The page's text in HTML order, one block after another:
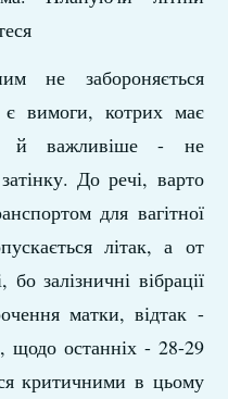
не забороняється
є вимоги, котрих має
й важливіше - не
До речі, варто
для вагітної
літак, а от
залізничні вібрації
матки, відтак -
щодо останніх - 28-29
критичними в цьому